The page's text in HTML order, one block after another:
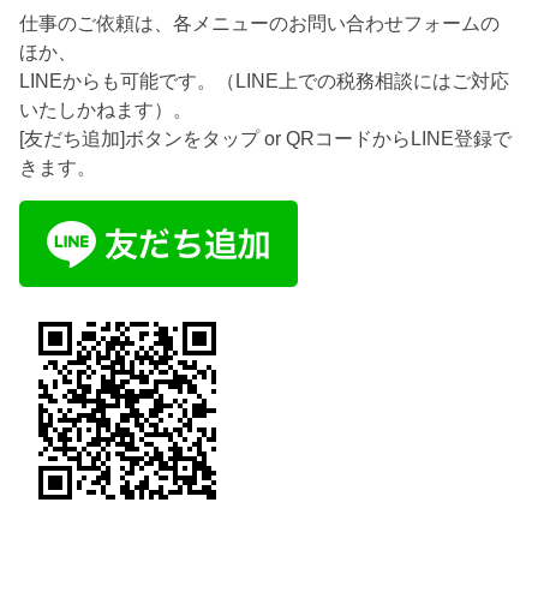
仕事のご依頼は、各メニューのお問い合わせフォームの
ほか、
LINEからも可能です。（LINE上での税務相談にはご対応
いたしかねます）。
[友だち追加]ボタンをタップ or QRコードからLINE登録で
きます。